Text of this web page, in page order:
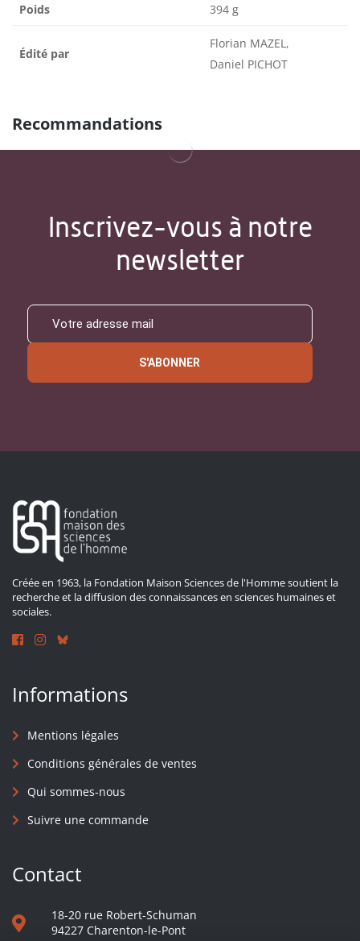
Poids 394 g
Édité par
Florian MAZEL,
Daniel PICHOT
Recommandations
Inscrivez-vous à notre
newsletter
S'ABONNER
Créée en 1963, la Fondation Maison Sciences de l'Homme soutient la
recherche et la diffusion des connaissances en sciences humaines et
sociales.
Informations
Mentions légales
Conditions générales de ventes
Qui sommes-nous
Suivre une commande
Contact
18-20 rue Robert-Schuman
94227 Charenton-le-Pont